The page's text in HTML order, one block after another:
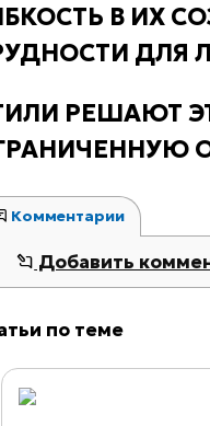
В ИХ
ДЛЯ
РЕШАЮТ
Комментарии
Добавить
по теме